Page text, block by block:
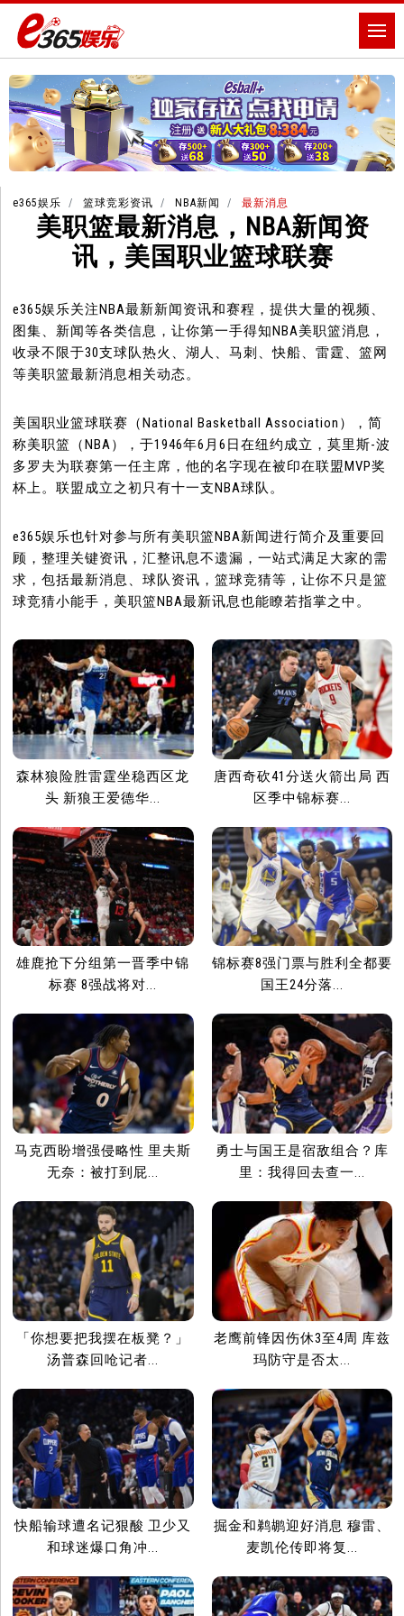
e365娱乐 篮球竞彩资讯 NBA新闻 最新消息
美职篮最新消息，NBA新闻资
讯，美国职业篮球联赛
e365娱乐关注NBA最新新闻资讯和赛程，提供大量的视频、
图集、新闻等各类信息，让你第一手得知NBA美职篮消息，
收录不限于30支球队热火、湖人、马刺、快船、雷霆、篮网
等美职篮最新消息相关动态。
美国职业篮球联赛（National Basketball Association），简
称美职篮（NBA），于1946年6月6日在纽约成立，莫里斯-波
多罗夫为联赛第一任主席，他的名字现在被印在联盟MVP奖
杯上。联盟成立之初只有十一支NBA球队。
e365娱乐也针对参与所有美职篮NBA新闻进行简介及重要回
顾，整理关键资讯，汇整讯息不遗漏，一站式满足大家的需
求，包括最新消息、球队资讯，篮球竞猜等，让你不只是篮
球竞猜小能手，美职篮NBA最新讯息也能瞭若指掌之中。
森林狼险胜雷霆坐稳西区龙
头 新狼王爱德华...
唐西奇砍41分送火箭出局 西
区季中锦标赛...
雄鹿抢下分组第一晋季中锦
标赛 8强战将对...
锦标赛8强门票与胜利全都要
国王24分落...
马克西盼增强侵略性 里夫斯
无奈：被打到屁...
勇士与国王是宿敌组合？库
里：我得回去查一...
「你想要把我摆在板凳？」
汤普森回呛记者...
老鹰前锋因伤休3至4周 库兹
玛防守是否太...
快船输球遭名记狠酸 卫少又
和球迷爆口角冲...
掘金和鹈鹕迎好消息 穆雷、
麦凯伦传即将复...